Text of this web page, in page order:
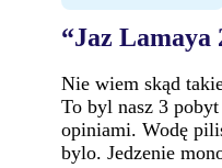
“Jaz Lamaya
Nie wiem skąd
To byl nasz 3
opiniami. Wodę
bylo. Jedzenie